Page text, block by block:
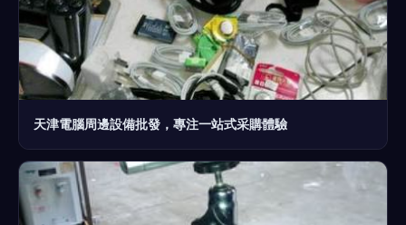
天津電腦周邊設備批發，專注一站式采購體驗